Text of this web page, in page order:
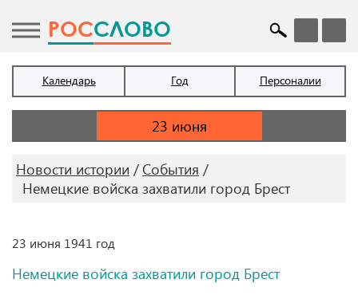
POCСЛОВО
Календарь Год Персоналии
Новости истории
События
Немецкие войска захватили город Брест
23 июня 1941 год
Немецкие войска захватили город Брест